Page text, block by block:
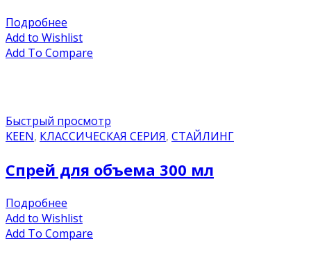
Подробнее
Add to Wishlist
Add To Compare
Быстрый просмотр
KEEN, КЛАССИЧЕСКАЯ СЕРИЯ, СТАЙЛИНГ
Спрей для объема 300 мл
Подробнее
Add to Wishlist
Add To Compare